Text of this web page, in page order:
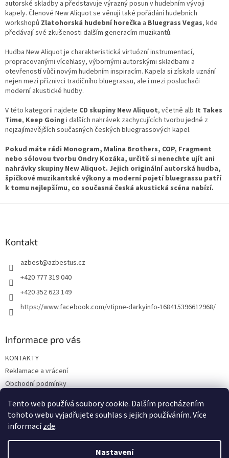
Tento web používá soubory cookie. Dalším procházením
tohoto webu vyjadřujete souhlas s jejich používáním. Více
informacízde.
Nastavení
i
s
u
autorské skladby a představuje výrazný posun v hudebním vývoji
kapely. Členové New Aliquot se věnují také pořádání hudebních
workshopů Zlatohorská hudební horečka a Bluegrass Vegas, kde
předávají své zkušenosti dalším generacím muzikantů.
Hudba New Aliquot je charakteristická virtuózní instrumentací,
propracovanými vícehlasy, výbornými autorskými skladbami a
otevřeností vůči novým hudebním inspiracím. Kapela si získala uznání
nejen mezi příznivci tradičního bluegrassu, ale i mezi posluchači
moderní akustické hudby.
V této kategorii najdete CD skupiny New Aliquot, včetně alb It Takes
Time, Keep Goingi dalších nahrávek zachycujících tvorbu jedné z
nejzajímavějších současných českých bluegrassových kapel.
Pokud máte rádi Monogram, Malina Brothers, COP, Fragment
nebo sólovou tvorbu Ondry Kozáka, určitě si nenechte ujít ani
nahrávky skupiny New Aliquot. Jejich originální autorská hudba,
špičkové muzikantské výkony a moderní pojetí bluegrassu patří
k tomu nejlepšímu, co současná česká akustická scéna nabízí.
Kontakt
azbest@azbestus.cz
+420 777 319 040
+420 352 623 149
https://www.facebook.com/vtipne-darkyinfo-168415396612968/
Informace pro vás
KONTAKTY
Reklamace a vrácení
Obchodní podmínky
Doprava a platba
Vytvořil Shoptet